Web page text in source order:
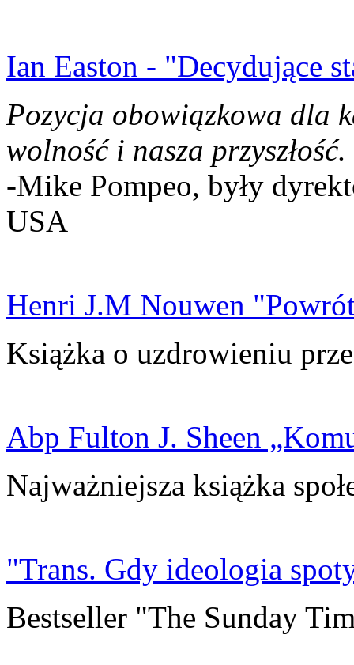
Ian Easton - "Decydujące
Pozycja obowiązkowa dla
wolność i nasza przyszłość.
-Mike Pompeo, były
USA
Henri J.M Nouwen
Książka o uzdrowieniu
Abp Fulton J. Sheen
Najważniejsza książka
"Trans. Gdy ideologia
Bestseller "The Sunday